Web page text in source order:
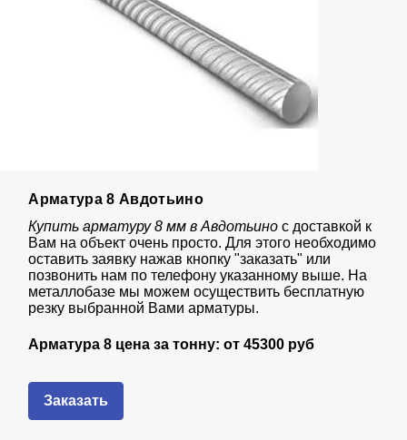
Арматура 8 Авдотьино
Купить арматуру 8 мм в Авдотьино с доставкой к
Вам на объект очень просто. Для этого необходимо
оставить заявку нажав кнопку "заказать" или
позвонить нам по телефону указанному выше. На
металлобазе мы можем осуществить бесплатную
резку выбранной Вами арматуры.
Арматура 8 цена за тонну: от45300 руб
Заказать